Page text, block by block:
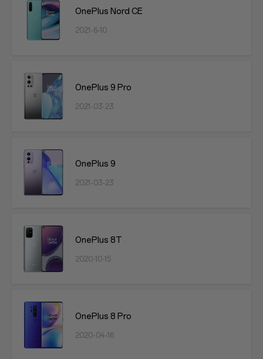
OnePlus Nord CE
2021-6-10
OnePlus 9 Pro
2021-03-23
OnePlus 9
2021-03-23
OnePlus 8T
2020-10-15
OnePlus 8 Pro
2020-04-16